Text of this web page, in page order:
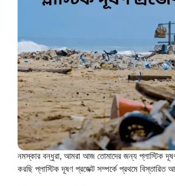
নমস্কার বন্ধুরা, আমরা আজ তোমাদের জন্য প্লাস্টিক
করছি প্লাস্টিক দূষণ প্রজেক্ট সম্পর্কে প্রথমে বিস্তারিত